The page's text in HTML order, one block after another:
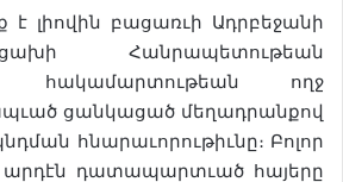
է լիովին բացառւի Ադրբեջանի
Հանրապետութեան
հակամարտութեան ողջ
ցանկացած մեղադրանքով
հնարաւորութիւնը։ Բոլոր
արդէն դատապարտւած հայերը